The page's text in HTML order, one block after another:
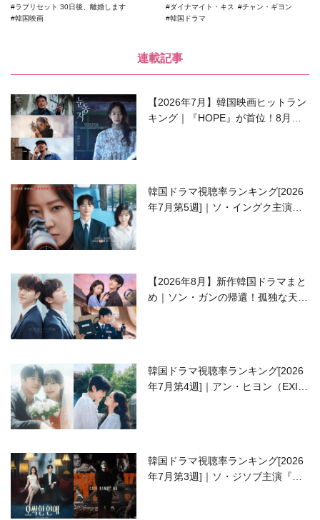
ラブリセット 30日後、離婚します
韓国映画
ダイナマイト・キス
チャン・ギヨン
韓国ドラマ
連載記事
【2026年7月】韓国映画ヒットラン
キング｜『HOPE』が首位！8月公
韓国ドラマ視聴率ランキング[2026
年7月第5週]｜ソ・イングク主演の
【2026年8月】新作韓国ドラマまと
め｜ソン・ガンの帰還！孤独な天才
韓国ドラマ視聴率ランキング[2026
年7月第4週]｜アン・ヒヨン（EXID
韓国ドラマ視聴率ランキング[2026
年7月第3週]｜ソ・ジソブ主演『エ